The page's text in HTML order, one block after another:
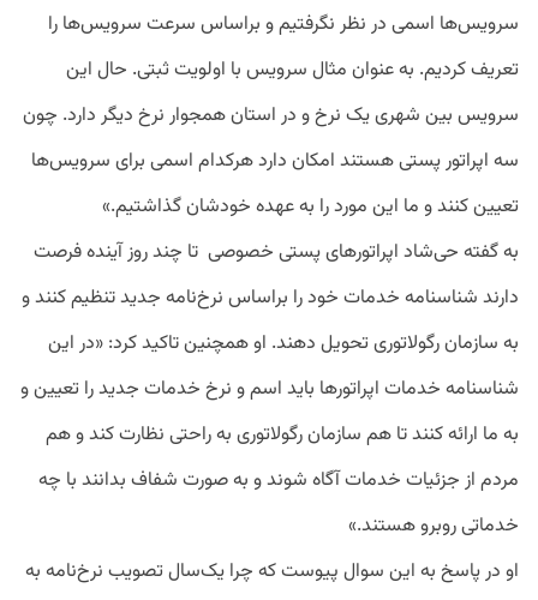
سرویس‌ها اسمی در نظر نگرفتیم و براساس سرعت سرویس‌ها را
تعریف کردیم. به عنوان مثال سرویس با اولویت ثبتی. حال این
سرویس بین شهری یک نرخ و در استان همجوار نرخ دیگر دارد. چون
سه اپراتور پستی هستند امکان دارد هرکدام اسمی برای سرویس‌ها
تعیین کنند و ما این مورد را به عهده خودشان گذاشتیم.»
به گفته حی‌شاد اپراتورهای پستی خصوصی تا چند روز آینده فرصت
دارند شناسنامه خدمات خود را براساس نرخ‌نامه جدید تنظیم کنند و
به سازمان رگولاتوری تحویل دهند. او همچنین تاکید کرد: «در این
شناسنامه خدمات اپراتورها باید اسم و نرخ خدمات جدید را تعیین و
به ما ارائه کنند تا هم سازمان رگولاتوری به راحتی نظارت کند و هم
مردم از جزئیات خدمات آگاه شوند و به صورت شفاف بدانند با چه
خدماتی روبرو هستند.»
او در پاسخ به این سوال پیوست که چرا یک‌سال تصویب نرخ‌نامه به